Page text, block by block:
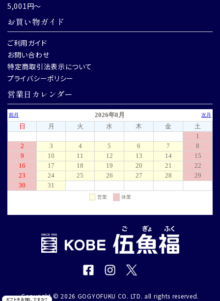
5,001円～
お買い物ガイド
ご利用ガイド
お問い合わせ
特定商取引法表示について
プライバシーポリシー
営業日カレンダー
Copyright © 2026 GOGYOFUKU CO. LTD. all rights reserved.
ギフトをお探しですか？